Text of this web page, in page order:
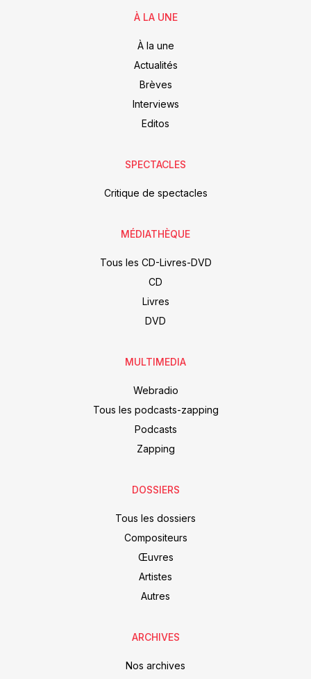
À LA UNE
À la une
Actualités
Brèves
Interviews
Editos
SPECTACLES
Critique de spectacles
MÉDIATHÈQUE
Tous les CD-Livres-DVD
CD
Livres
DVD
MULTIMEDIA
Webradio
Tous les podcasts-zapping
Podcasts
Zapping
DOSSIERS
Tous les dossiers
Compositeurs
Œuvres
Artistes
Autres
ARCHIVES
Nos archives